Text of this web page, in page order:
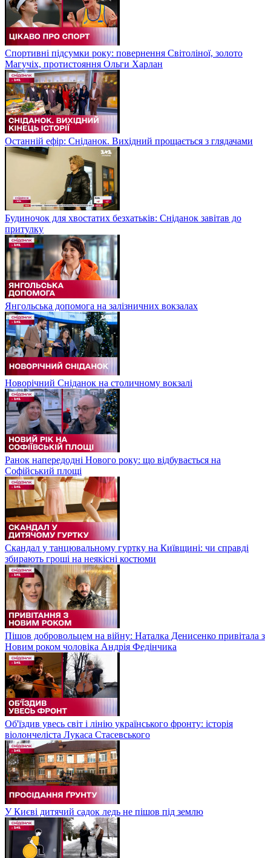
Спортивні підсумки року: повернення Світоліної, золото
Магучіх, протистояння Ольги Харлан
Останній ефір: Сніданок. Вихідний прощається з глядачами
Будиночок для хвостатих безхатьків: Сніданок завітав до
притулку
Янгольська допомога на залізничних вокзалах
Новорічний Сніданок на столичному вокзалі
Ранок напередодні Нового року: що відбувається на
Софійський площі
Скандал у танцювальному гуртку на Київщині: чи справді
збирають гроші на неякісні костюми
Пішов добровольцем на війну: Наталка Денисенко привітала з
Новим роком чоловіка Андрія Федінчика
Об'їздив увесь світ і лінію українського фронту: історія
віолончеліста Лукаса Стасевського
У Києві дитячий садок ледь не пішов під землю